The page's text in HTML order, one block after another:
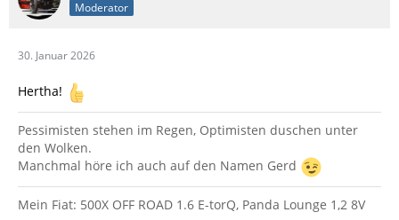
Moderator
30. Januar 2026
Hertha!
Pessimisten stehen im Regen, Optimisten duschen unter
den Wolken.
Manchmal höre ich auch auf den Namen Gerd
Mein Fiat: 500X OFF ROAD 1.6 E-torQ, Panda Lounge 1,2 8V